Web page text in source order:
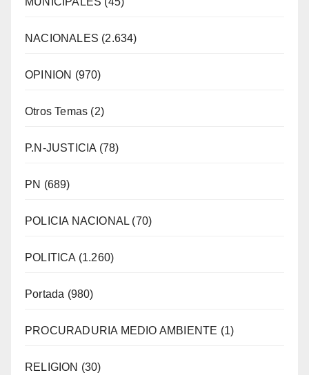
NACIONALES (2.634)
OPINION (970)
Otros Temas (2)
P.N-JUSTICIA (78)
PN (689)
POLICIA NACIONAL (70)
POLITICA (1.260)
Portada (980)
PROCURADURIA MEDIO AMBIENTE (1)
RELIGION (30)